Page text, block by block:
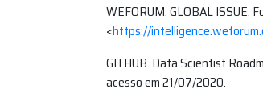
WEFORUM. GLOBAL ISSUE:
<https://
GITHUB. Data Scientist
acesso em 21/07/2020.